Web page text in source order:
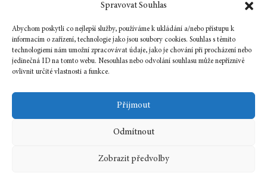
Spravovat Souhlas
Abychom poskytli co nejlepší služby, používáme k ukládání a/nebo přístupu k
informacím o zařízení, technologie jako jsou soubory cookies. Souhlas s těmito
technologiemi nám umožní zpracovávat údaje, jako je chování při procházení nebo
jedinečná ID na tomto webu. Nesouhlas nebo odvolání souhlasu může nepříznivě
ovlivnit určité vlastnosti a funkce.
Přijmout
Odmítnout
Zobrazit předvolby